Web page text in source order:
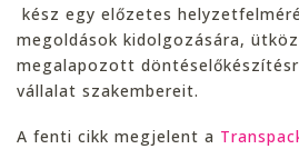
kész egy előzetes
megoldások kidolgozására,
megalapozott
vállalat szakembereit.
A fenti cikk megjelent a